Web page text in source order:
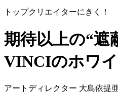
トップクリエイターにきく！
期待以上の“遮
VINCIのホワ
アートディレクター 大島依提